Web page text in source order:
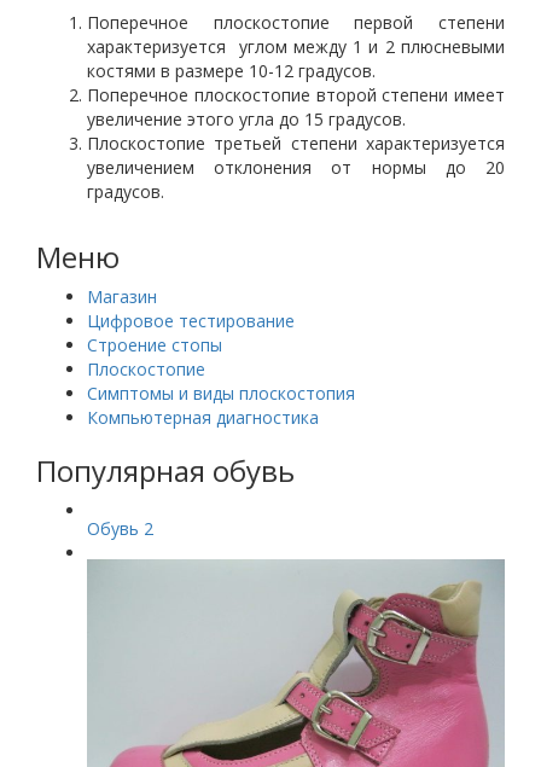
Поперечное плоскостопие первой степени
характеризуется углом между 1 и 2 плюсневыми
костями в размере 10-12 градусов.
Поперечное плоскостопие второй степени имеет
увеличение этого угла до 15 градусов.
Плоскостопие третьей степени характеризуется
увеличением отклонения от нормы до 20
градусов.
Меню
Магазин
Цифровое тестирование
Строение стопы
Плоскостопие
Симптомы и виды плоскостопия
Компьютерная диагностика
Популярная обувь
Обувь 2